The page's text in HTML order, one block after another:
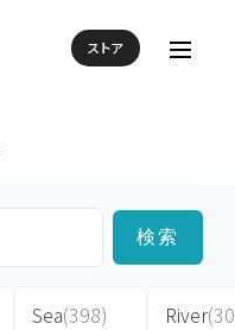
ストア
検索
Sea(398)
River